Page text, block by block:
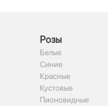
Рoзы
Белые
Синие
Красные
Кустовые
Пионовидные